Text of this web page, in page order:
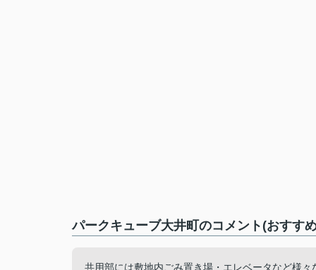
パークキューブ大井町のコメント(おすす
共用部には敷地内ごみ置き場・エレベータなど様